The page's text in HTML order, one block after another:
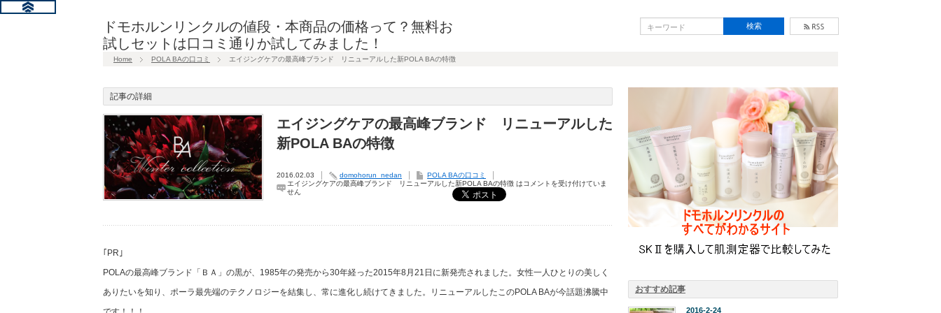
ドモホルンリンクルの値段・本商品の価格って？無料お
試しセットは口コミ通りか試してみました！
Home POLA BAの口コミ エイジングケアの最高峰ブランド リニューアルした新POLA BAの特徴
記事の詳細
エイジングケアの最高峰ブランド リニューアルした
新POLA BAの特徴
2016.02.03 domohorun_nedan
POLA BAの口コミ
エイジングケアの最高峰ブランド リニューアルした新POLA BAの特徴 はコメントを受け付けていま
せん
｢PR｣
POLAの最高峰ブランド「ＢＡ」の黒が、1985年の発売から30年経った2015年8月21日に新発売されました。女性一人ひとりの美しく
ありたいを知り、ポーラ最先端のテクノロジーを結集し、常に進化し続けてきました。リニューアルしたこのPOLA BAが今話題沸騰中
おすすめ記事
2016-2-24